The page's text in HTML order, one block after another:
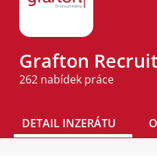
Grafton
262 nabídek práce
DETAIL INZERÁTU